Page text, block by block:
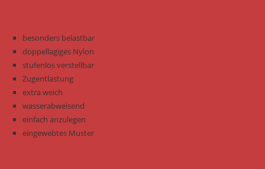
besonders belastbar
doppellagiges Nylon
stufenlos verstellbar
Zugentlastung
extra weich
wasserabweisend
einfach anzulegen
eingewebtes Muster